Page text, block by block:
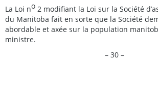
La Loi no 2 modifiant la Loi sur la Société
du Manitoba fait en sorte que la Société
abordable et axée sur la population
ministre.
– 30 –